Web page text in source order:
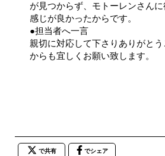
が見つからず、モトーレンさん
感じが良かったからです。
●担当者へ一言
親切に対応して下さりありがと
からも宜しくお願い致します。
で共有 でシェア